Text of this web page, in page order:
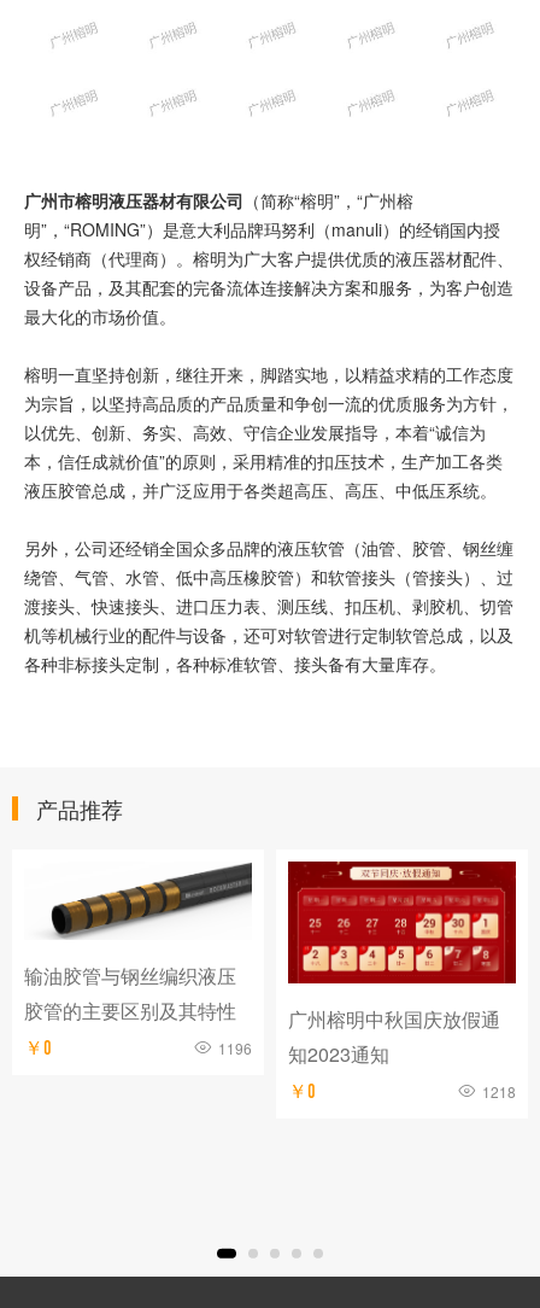
广州市榕明液压器材有限公司 （简称“榕明”，“广州榕
明”，“ROMING”）是意大利品牌玛努利（manuli）的经销国内授
权经销商（代理商）。榕明为广大客户提供优质的液压器材配件、
设备产品，及其配套的完备流体连接解决方案和服务，为客户创造
最大化的市场价值。
榕明一直坚持创新，继往开来，脚踏实地，以精益求精的工作态度
为宗旨，以坚持高品质的产品质量和争创一流的优质服务为方针，
以优先、创新、务实、高效、守信企业发展指导，本着“诚信为
本，信任成就价值”的原则，采用精准的扣压技术，生产加工各类
液压胶管总成，并广泛应用于各类超高压、高压、中低压系统。
另外，公司还经销全国众多品牌的液压软管（油管、胶管、钢丝缠
绕管、气管、水管、低中高压橡胶管）和软管接头（管接头）、过
渡接头、快速接头、进口压力表、测压线、扣压机、剥胶机、切管
机等机械行业的配件与设备，还可对软管进行定制软管总成，以及
各种非标接头定制，各种标准软管、接头备有大量库存。
产品推荐
输油胶管与钢丝编织液压
胶管的主要区别及其特性
￥0 1196
广州榕明中秋国庆放假通
知2023通知
￥0 1218